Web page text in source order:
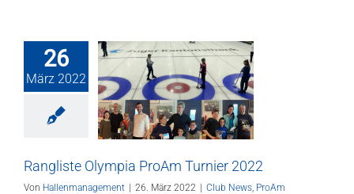
26
März 2022
Olympia
2022
ProAm
Rangliste Olympia ProAm Turnier 2022
Von Hallenmanagement 26. März 2022 Club News, ProAm